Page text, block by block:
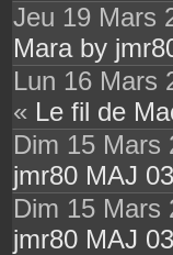
Jeu 19 Mars
Mara by
Lun 16 Mars
« Le fil de
Dim 15 Mars
jmr80 MAJ
Dim 15 Mars
jmr80 MAJ